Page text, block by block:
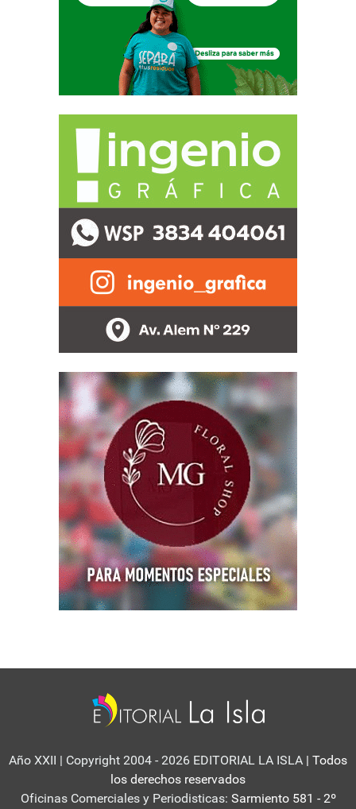
Año XXII | Copyright 2004 - 2026 EDITORIAL LA ISLA | Todos
los derechos reservados
Oficinas Comerciales y Periodisticas: Sarmiento 581 - 2º